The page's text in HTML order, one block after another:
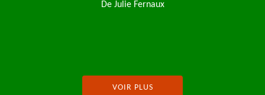
VOIR PLUS